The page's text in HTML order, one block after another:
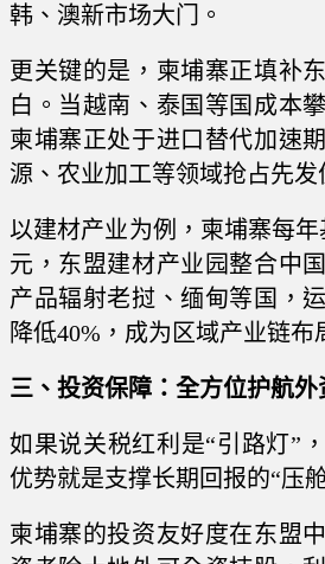
韩、澳新市场大门。
更关键的是，柬埔寨正填补
白。当越南、泰国等国成本
柬埔寨正处于进口替代加速
源、农业加工等领域抢占先发
以建材产业为例，柬埔寨每
元，东盟建材产业园整合中
产品辐射老挝、缅甸等国，
降低40%，成为区域产业链布
三、投资保障：全方位护航外
如果说关税红利是“引路灯”
优势就是支撑长期回报的“压
柬埔寨的投资友好度在东盟